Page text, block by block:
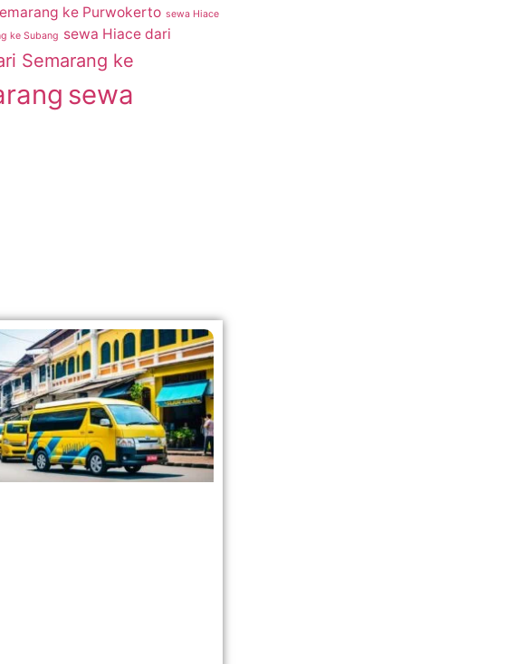
ke Purwokerto sewa Hiace
ke Subang sewa Hiace dari
Semarang ke
sewa